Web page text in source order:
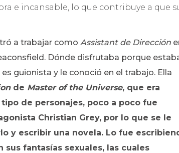
e incansable, lo que contribuye a que
a trabajar como Assistant de Dirección
Dónde disfrutaba porque
guionista y le conoció en el trabajo. Ella
de Master of the Universe, que era
de personajes, poco a poco fue
Christian Grey, por lo que se le
y escribir una novela. Lo fue
fantasías sexuales, las cuales